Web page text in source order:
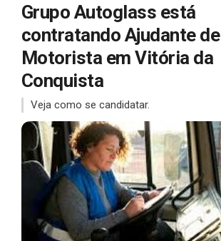
Grupo Autoglass está
contratando Ajudante de
Motorista em Vitória da
Conquista
Veja como se candidatar.